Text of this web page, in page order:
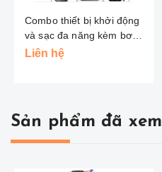
Combo thiết bị khởi động
và sạc đa năng kèm bơm
Vision
Liên hệ
Sản phẩm đã xem